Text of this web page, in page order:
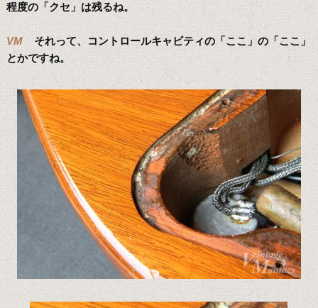
程度の「クセ」は残るね。
VM
それって、コントロールキャビティの「ここ」の「ここ」
とかですね。